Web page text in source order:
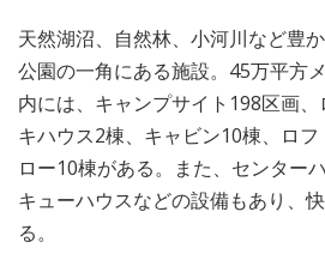
天然湖沼、自然林、小河川など豊
公園の一角にある施設。45万平方
内には、キャンプサイト198区画
キハウス2棟、キャビン10棟、ロ
ロー10棟がある。また、センター
キューハウスなどの設備もあり、
る。